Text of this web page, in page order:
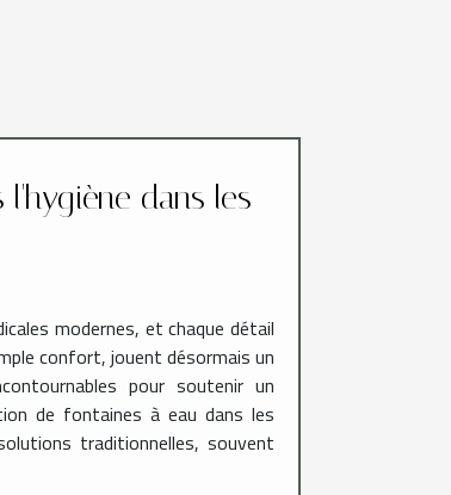
dans les
modernes, et chaque détail
confort, jouent désormais un
pour soutenir un
de fontaines à eau dans les
traditionnelles, souvent